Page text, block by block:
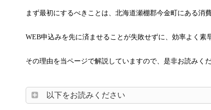
まず最初にするべきことは、北海道瀬棚郡今金町にある消
WEB申込みを先に済ませることが失敗せずに、効率よく素
その理由を当ページで解説していますので、是非お読みくだ
以下をお読みください